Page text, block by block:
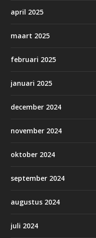
april 2025
maart 2025
februari 2025
januari 2025
december 2024
november 2024
oktober 2024
september 2024
augustus 2024
juli 2024